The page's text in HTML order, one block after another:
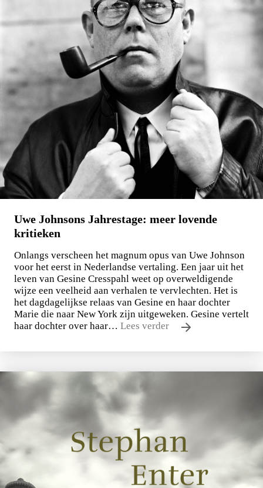
Maxim Osipov
De wereld is niet stuk te krijgen
€ 15,00
LEES MEER
Een jaar uit het leven van Gesine Cresspahl
€49,50
BESTEL
Uwe Johnsons Jahrestage: meer lovende
kritieken
Onlangs verscheen het magnum opus van Uwe Johnson
voor het eerst in Nederlandse vertaling. Een jaar uit het
leven van Gesine Cresspahl weet op overweldigende
wijze een veelheid aan verhalen te vervlechten. Het is
het dagdagelijkse relaas van Gesine en haar dochter
Marie die naar New York zijn uitgeweken. Gesine vertelt
haar dochter over haar… Lees verder